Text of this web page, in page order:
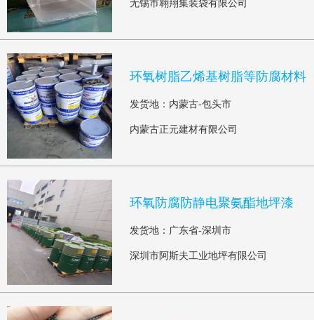
无锡市翱翔集装袋有限公司
环氧树脂乙烯基树脂等防腐材料
发货地：内蒙古-包头市
内蒙古正元建材有限公司
环氧防腐防静电聚氨酯地坪漆
发货地：广东省-深圳市
深圳市阿斯夫工业地坪有限公司